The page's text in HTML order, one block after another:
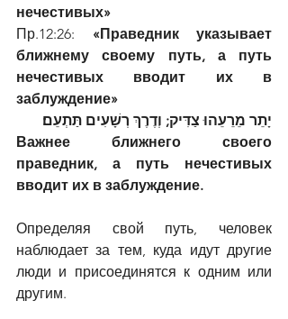
нечестивых»
Пр.12:26: «Праведник указывает
ближнему своему путь, а путь
нечестивых вводит их в
заблуждение»
יָתֵר מֵרֵעֵהוּ צַדִּיק; וְדֶרֶךְ רְשָׁעִים תַּתְעֵם׃
Важнее ближнего своего
праведник, а путь нечестивых
вводит их в заблуждение.
Определяя свой путь, человек
наблюдает за тем, куда идут другие
люди и присоединятся к одним или
другим.